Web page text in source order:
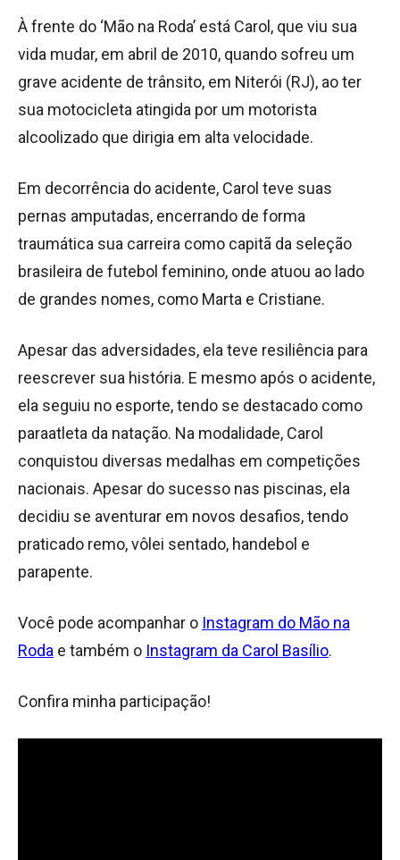
À frente do ‘Mão na Roda’ está Carol, que viu sua
vida mudar, em abril de 2010, quando sofreu um
grave acidente de trânsito, em Niterói (RJ), ao ter
sua motocicleta atingida por um motorista
alcoolizado que dirigia em alta velocidade.
Em decorrência do acidente, Carol teve suas
pernas amputadas, encerrando de forma
traumática sua carreira como capitã da seleção
brasileira de futebol feminino, onde atuou ao lado
de grandes nomes, como Marta e Cristiane.
Apesar das adversidades, ela teve resiliência para
reescrever sua história. E mesmo após o acidente,
ela seguiu no esporte, tendo se destacado como
paraatleta da natação. Na modalidade, Carol
conquistou diversas medalhas em competições
nacionais. Apesar do sucesso nas piscinas, ela
decidiu se aventurar em novos desafios, tendo
praticado remo, vôlei sentado, handebol e
parapente.
Você pode acompanhar o Instagram do Mão na
Roda e também o Instagram da Carol Basílio.
Confira minha participação!